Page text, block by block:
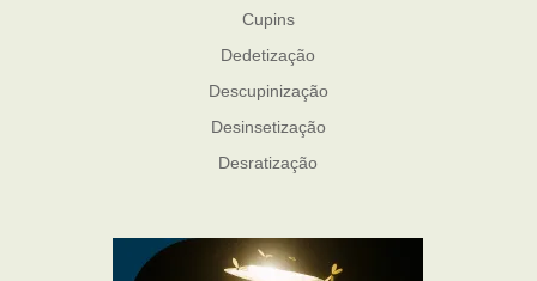
Cupins
Dedetização
Descupinização
Desinsetização
Desratização
Mosquito Mist
Mosquitos